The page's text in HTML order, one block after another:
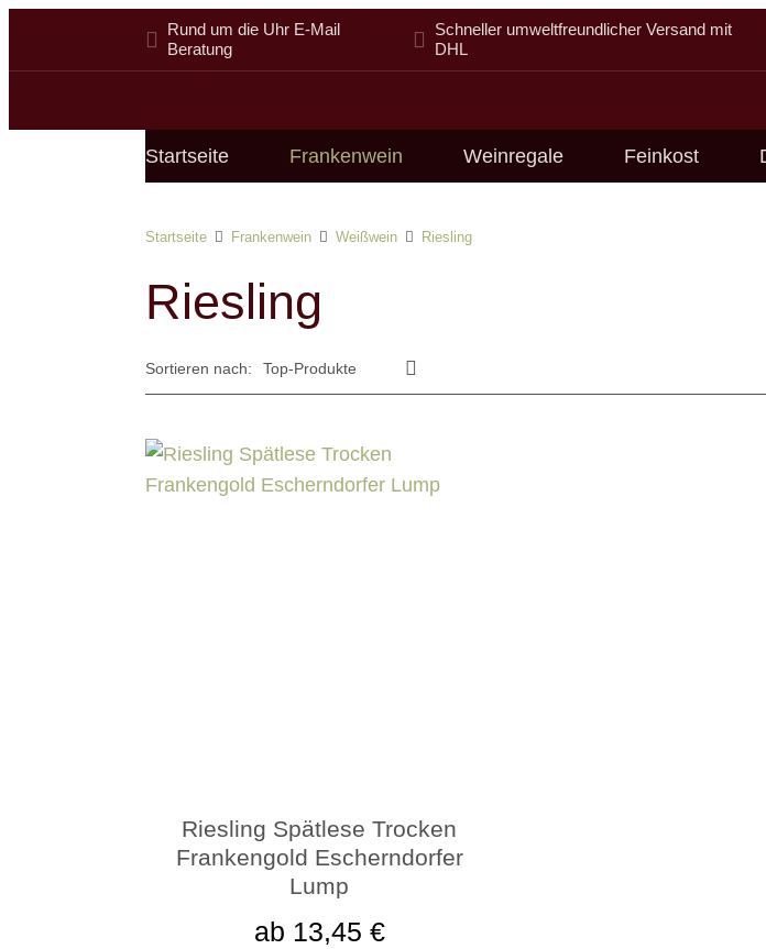
Rund um die Uhr E-Mail
Beratung
Schneller umweltfreundlicher Versand mit
DHL
Startseite
Frankenwein Weinregale Feinkost
Startseite Frankenwein Weißwein Riesling
Riesling
Sortieren nach:
Riesling Spätlese Trocken
Frankengold Escherndorfer
Lump
ab 13,45 €